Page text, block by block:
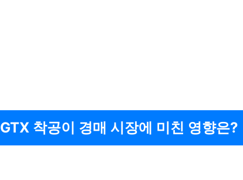
GTX 착공이 경매 시장에 미친 영향은?